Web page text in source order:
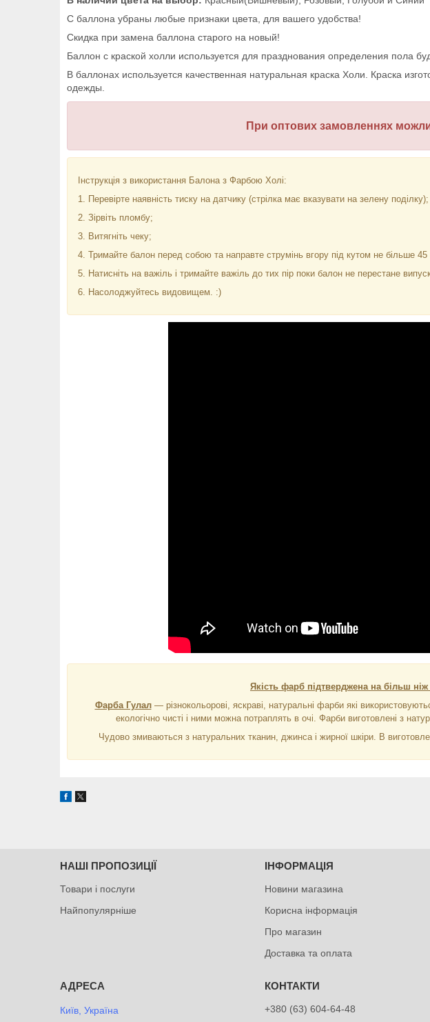
С баллона убраны любые признаки цвета, для вашего удобства!
Скидка при замена баллона старого на новый!
Баллон с краской холли используется для празднования определения пола
В баллонах используется качественная натуральная краска Холи. Краска
одежды.
При оптових замовленнях
Інструкція з використання Балона з Фарбою Холі:
1. Перевірте наявність тиску на датчику (стрілка має вказувати на зелену поділку);
2. Зірвіть пломбу;
3. Витягніть чеку;
4. Тримайте балон перед собою та направте струмінь вгору під кутом не більше 45
5. Натисніть на важіль і тримайте важіль до тих пір поки балон не перестане
6. Насолоджуйтесь видовищем. :)
Якість фарб підтверджена на більш ніж
Фарба Гулал― різнокольорові, яскраві, натуральні фарби які
екологічно чисті і ними можна потраплять в очі. Фарби виготовлені з
Чудово змиваються з натуральних тканин, джинса і жирної шкіри. В
НАШІ ПРОПОЗИЦІЇ
Товари і послуги
Найпопулярніше
ІНФОРМАЦІЯ
Новини магазина
Корисна інформація
Про магазин
Доставка та оплата
Київ, Україна
+380 (63) 604-64-48